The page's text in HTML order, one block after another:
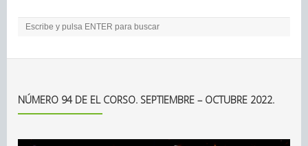
NÚMERO 94 DE EL CORSO. SEPTIEMBRE – OCTUBRE 2022.